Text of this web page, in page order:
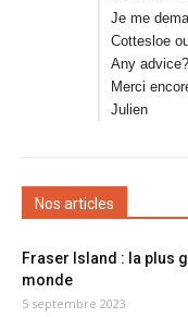
Je me
Cottesloe
Any advice?
Merci
Julien
Nos articles
Fraser Island : la plus
monde
5 septembre 2023